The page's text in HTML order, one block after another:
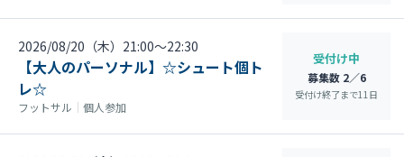
2026/08/20（木）21:00〜22:30
【大人のパーソナル】☆シュート個ト
レ☆
フットサル ｜ 個人参加
受付け中
募集数 2／6
受付け終了まで11 日